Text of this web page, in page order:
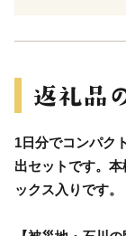
1日分でコンパク
出セットです。
ックス入りです。